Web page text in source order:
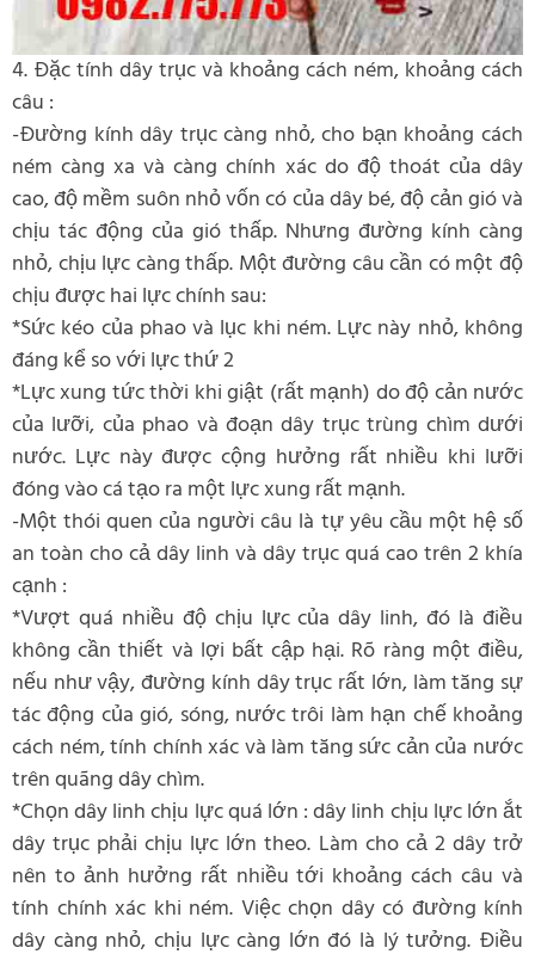
4. Đặc tính dây trục và khoảng cách ném, khoảng cách
câu :
-Đường kính dây trục càng nhỏ, cho bạn khoảng cách
ném càng xa và càng chính xác do độ thoát của dây
cao, độ mềm suôn nhỏ vốn có của dây bé, độ cản gió và
chịu tác động của gió thấp. Nhưng đường kính càng
nhỏ, chịu lực càng thấp. Một đường câu cần có một độ
chịu được hai lực chính sau:
*Sức kéo của phao và lục khi ném. Lực này nhỏ, không
đáng kể so với lực thứ 2
*Lực xung tức thời khi giật (rất mạnh) do độ cản nước
của lưỡi, của phao và đoạn dây trục trùng chìm dưới
nước. Lực này được cộng hưởng rất nhiều khi lưỡi
đóng vào cá tạo ra một lực xung rất mạnh.
-Một thói quen của người câu là tự yêu cầu một hệ số
an toàn cho cả dây linh và dây trục quá cao trên 2 khía
cạnh :
*Vượt quá nhiều độ chịu lực của dây linh, đó là điều
không cần thiết và lợi bất cập hại. Rõ ràng một điều,
nếu như vậy, đường kính dây trục rất lớn, làm tăng sự
tác động của gió, sóng, nước trôi làm hạn chế khoảng
cách ném, tính chính xác và làm tăng sức cản của nước
trên quãng dây chìm.
*Chọn dây linh chịu lực quá lớn : dây linh chịu lực lớn ắt
dây trục phải chịu lực lớn theo. Làm cho cả 2 dây trở
nên to ảnh hưởng rất nhiều tới khoảng cách câu và
tính chính xác khi ném. Việc chọn dây có đường kính
dây càng nhỏ, chịu lực càng lớn đó là lý tưởng. Điều